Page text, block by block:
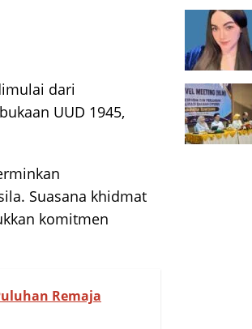
dari
UUD 1945,
Suasana khidmat
komitmen
Remaja